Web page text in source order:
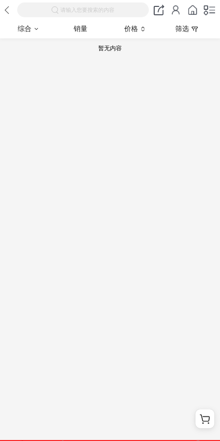
请输入您要搜索的内容
综合 销量 价格 筛选
暂无内容